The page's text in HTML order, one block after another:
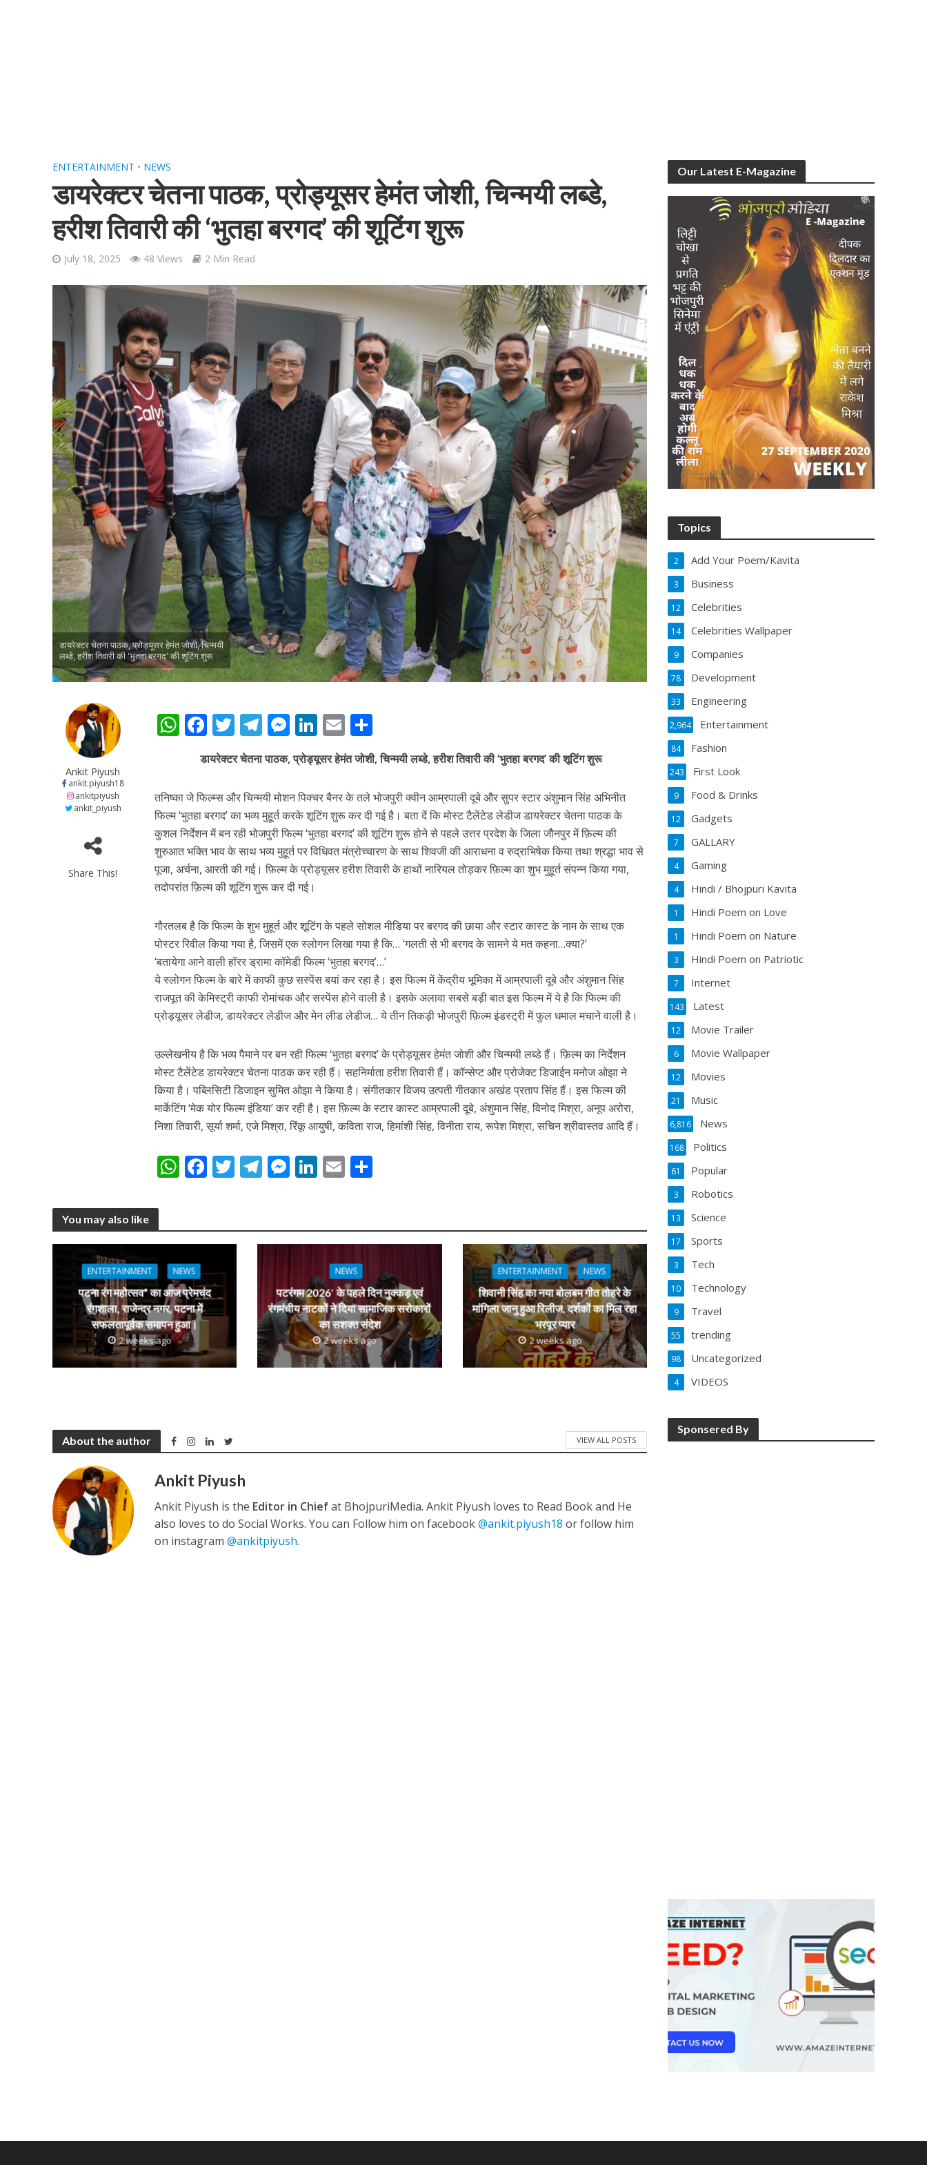
पवन सिंह का बॉलीवुड में महाधमाका, ‘सिर्फ आपके’ की शूटिंग लखनऊ और भोपाल में हुई पूरी”
नेहा म्यूजिक वर्ल्ड पर रिलीज हुआ भोजपुरी गीत जिंदगी जियल छोड़ देहब, दर्शकों का मिल रहा भरपूर प्यार
साजिद नाडियाडवाला के साथ 25 वर्षों का सफर, अब ‘ओम गोल्डन फ्यूचर मूवीज़’ के साथ नई पारी शुरू करेंगे प्रेमचंद्र झा
कुलदीप कुमार की “गौरी शंकर की प्रेम कहानी” ने मचाया धमाल
अरविंद अकेला कल्लू के नए अंदाज़ ने मचाई धूम, ‘राउंड राउंड’ को मिल रहा दर्शकों का भरपूर प्यार
ENTERTAINMENT • NEWS
डायरेक्टर चेतना पाठक, प्रोड्यूसर हेमंत जोशी, चिन्मयी लब्डे,
हरीश तिवारी की ‘भुतहा बरगद’ की शूटिंग शुरू
July 18, 2025 48 Views 2 Min Read
डायरेक्टर चेतना पाठक, प्रोड्यूसर हेमंत जोशी, चिन्मयी
लब्डे, हरीश तिवारी की 'भुतहा बरगद' की शूटिंग शुरू
Ankit Piyush
ankit.piyush18
ankitpiyush
ankit_piyush
Share This!
W
s
A
p
p
F
ac
e
b
o
o
k
T
w
itt
er
T
e
gr
a
m
M
e
ss
e
n
g
er
Li
k
e
dI
n
E
m
ai
l
h
ar
e
डायरेक्टर चेतना पाठक, प्रोड्यूसर हेमंत जोशी, चिन्मयी लब्डे, हरीश तिवारी की ‘भुतहा बरगद’ की शूटिंग शुरू
तनिष्का जे फिल्म्स और चिन्मयी मोशन पिक्चर बैनर के तले भोजपुरी क्वीन आम्रपाली दूबे और सुपर स्टार अंशुमान सिंह अभिनीत
फिल्म ‘भुतहा बरगद’ का भव्य मुहूर्त करके शूटिंग शुरू कर दी गई है। बता दें कि मोस्ट टैलेंटेड लेडीज डायरेक्टर चेतना पाठक के
कुशल निर्देशन में बन रही भोजपुरी फिल्म ‘भुतहा बरगद’ की शूटिंग शुरू होने से पहले उत्तर प्रदेश के जिला जौनपुर में फ़िल्म की
शुरुआत भक्ति भाव के साथ भव्य मुहूर्त पर विधिवत मंत्रोच्चारण के साथ शिवजी की आराधना व रुद्राभिषेक किया तथा श्रद्धा भाव से
पूजा, अर्चना, आरती की गई। फ़िल्म के प्रोड्यूसर हरीश तिवारी के हाथों नारियल तोड़कर फ़िल्म का शुभ मुहूर्त संपन्न किया गया,
तदोपरांत फ़िल्म की शूटिंग शुरू कर दी गई।
गौरतलब है कि फिल्म के शुभ मुहूर्त और शूटिंग के पहले सोशल मीडिया पर बरगद की छाया और स्टार कास्ट के नाम के साथ एक
पोस्टर रिवील किया गया है, जिसमें एक स्लोगन लिखा गया है कि… ‘गलती से भी बरगद के सामने ये मत कहना…क्या?’
‘बतायेगा आने वाली हॉरर ड्रामा कॉमेडी फिल्म ‘भुतहा बरगद’…’
ये स्लोगन फिल्म के बारे में काफी कुछ सस्पेंस बयां कर रहा है। इस फिल्म में केंद्रीय भूमिका में आम्रपाली दूबे और अंशुमान सिंह
राजपूत की केमिस्ट्री काफी रोमांचक और सस्पेंस होने वाली है। इसके अलावा सबसे बड़ी बात इस फिल्म में ये है कि फिल्म की
प्रोड्यूसर लेडीज, डायरेक्टर लेडीज और मेन लीड लेडीज… ये तीन तिकड़ी भोजपुरी फ़िल्म इंडस्ट्री में फुल धमाल मचाने वाली है।
उल्लेखनीय है कि भव्य पैमाने पर बन रही फिल्म ‘भुतहा बरगद’ के प्रोड्यूसर हेमंत जोशी और चिन्मयी लब्डे हैं। फ़िल्म का निर्देशन
मोस्ट टैलेंटेड डायरेक्टर चेतना पाठक कर रही हैं। सहनिर्माता हरीश तिवारी हैं। कॉन्सेप्ट और प्रोजेक्ट डिजाईन मनोज ओझा ने
किया है। पब्लिसिटी डिजाइन सुमित ओझा ने किया है। संगीतकार विजय उत्पती गीतकार अखंड प्रताप सिंह हैं। इस फिल्म की
मार्केटिंग ‘मेक योर फिल्म इंडिया’ कर रही है। इस फ़िल्म के स्टार कास्ट आम्रपाली दूबे, अंशुमान सिंह, विनोद मिश्रा, अनूप अरोरा,
निशा तिवारी, सूर्या शर्मा, एजे मिश्रा, रिंकू आयुषी, कविता राज, हिमांशी सिंह, विनीता राय, रूपेश मिश्रा, सचिन श्रीवास्तव आदि हैं।
W
s
p
p
F
b
o
k
T
er
T
gr
a
m
M
e
g
er
Li
e
n
E
l e
You may also like
ENTERTAINMENT NEWS
पटना रंग महोत्सव” का आज प्रेमचंद
रंगशाला, राजेन्द्र नगर, पटना में
सफलतापूर्वक समापन हुआ।
2 weeks ago
NEWS
पटरंगम 2026′ के पहले दिन नुक्कड़ एवं
रंगमंचीय नाटकों ने दिया सामाजिक सरोकारों
का सशक्त संदेश
2 weeks ago
ENTERTAINMENT NEWS
शिवानी सिंह का नया बोलबम गीत तोहरे के
मांगिला जानु हुआ रिलीज, दर्शकों का मिल रहा
भरपूर प्यार
2 weeks ago
About the author VIEW ALL POSTS
Ankit Piyush
Ankit Piyush is the Editor in Chiefat BhojpuriMedia. Ankit Piyush loves to Read Book and He
also loves to do Social Works. You can Follow him on facebook@ankit.piyush18 or follow him
on instagram@ankitpiyush.
Our Latest E-Magazine
Topics
Add Your Poem/Kavita
2
Business
3
Celebrities
12
Celebrities Wallpaper
14
Companies
9
Development
78
Engineering
33
Entertainment
2,964
Fashion
84
First Look
243
Food & Drinks
9
Gadgets
12
GALLARY
7
Gaming
4
Hindi / Bhojpuri Kavita
4
Hindi Poem on Love
1
Hindi Poem on Nature
1
Hindi Poem on Patriotic
3
Internet
7
Latest
143
Movie Trailer
12
Movie Wallpaper
6
Movies
12
Music
21
News
6,816
Politics
168
Popular
61
Robotics
3
Science
13
Sports
17
Tech
3
Technology
10
Travel
9
trending
55
Uncategorized
98
VIDEOS
4
Sponsered By